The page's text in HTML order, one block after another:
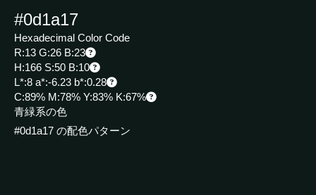
#0d1a17
Hexadecimal Color Code
R:13 G:26 B:23
H:166 S:50 B:10
L*:8 a*:-6.23 b*:0.28
C:89% M:78% Y:83% K:67%
青緑系の色
#0d1a17 の配色パターン